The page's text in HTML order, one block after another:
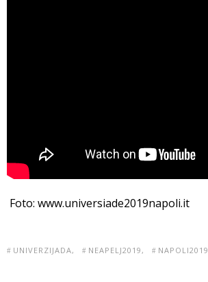
Foto: www.universiade2019napoli.it
UNIVERZIJADA NEAPELJ2019 NAPOLI2019